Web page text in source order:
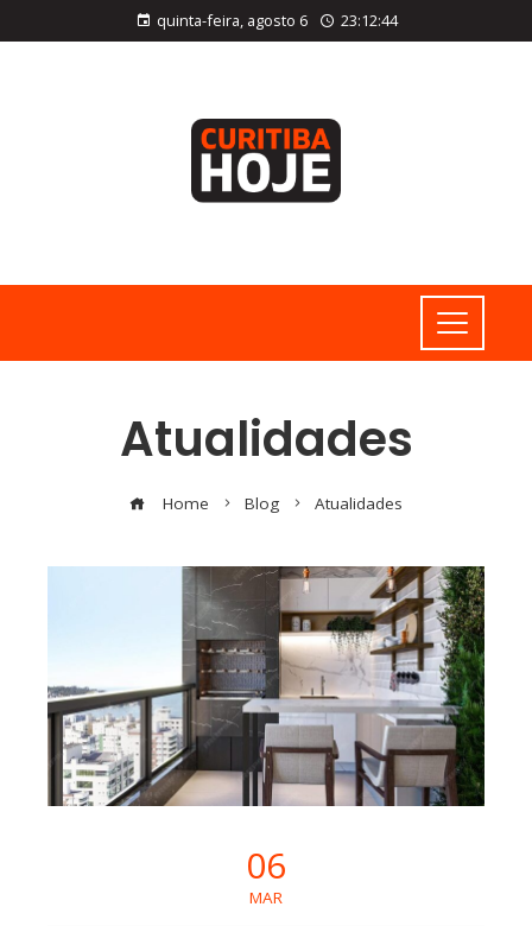
quinta-feira, agosto 6 23:12:45
Atualidades
Home Blog Atualidades
06
MAR